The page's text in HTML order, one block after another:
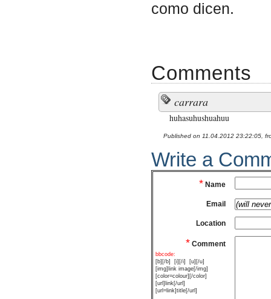
como dicen.
Comments
carrara
huhasuhushuahuu
Published on 11.04.2012 23:22:05,
Write a
* Name
Email
Location
* Comment
bbcode:
[b][/b]
[i][/i]
[u][/u]
[img]link image[/img]
[color=colour][/color]
[url]link[/url]
[url=link]title[/url]